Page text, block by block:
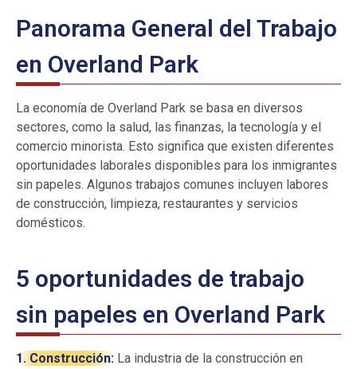
Panorama General del Trabajo
en Overland Park
La economía de Overland Park se basa en diversos
sectores, como la salud, las finanzas, la tecnología y el
comercio minorista. Esto significa que existen diferentes
oportunidades laborales disponibles para los inmigrantes
sin papeles. Algunos trabajos comunes incluyen labores
de construcción, limpieza, restaurantes y servicios
domésticos.
5 oportunidades de trabajo
sin papeles en Overland Park
1. Construcción: La industria de la construcción en